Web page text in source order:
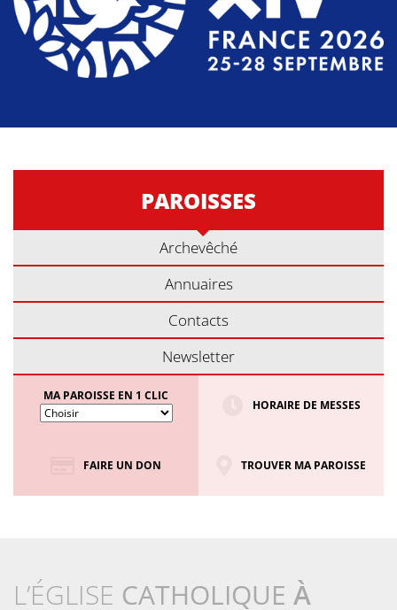
PAROISSES
Archevêché
Annuaires
Contacts
Newsletter
MA PAROISSE EN 1 CLIC
HORAIRE DE MESSES
FAIRE UN DON TROUVER MA PAROISSE
L’ÉGLISE CATHOLIQUE À